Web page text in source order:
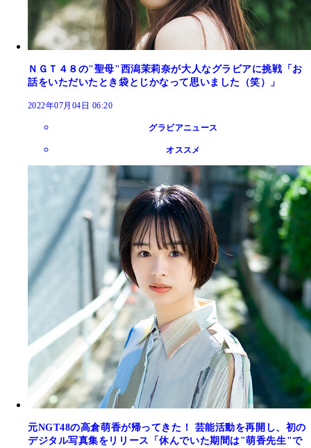
ＮＧＴ４８の"聖母"西潟茉莉奈が大人なグラビアに挑戦「お
話をいただいたとき袋とじかなって思いました（笑）」
2022年07月04日 06:20
グラビアニュース
オススメ
元NGT48の高倉萌香が帰ってきた！ 芸能活動を再開し、初の
デジタル写真集をリリース「休んでいた期間は"萌香先生"で